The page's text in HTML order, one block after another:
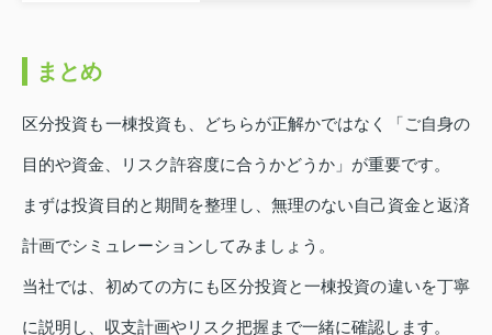
まとめ
区分投資も一棟投資も、どちらが正解かではなく「ご自身の
目的や資金、リスク許容度に合うかどうか」が重要です。
まずは投資目的と期間を整理し、無理のない自己資金と返済
計画でシミュレーションしてみましょう。
当社では、初めての方にも区分投資と一棟投資の違いを丁寧
に説明し、収支計画やリスク把握まで一緒に確認します。